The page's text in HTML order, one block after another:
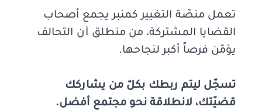
تعمل منصّة التغيير كمنبر يجمع أصحاب
القضايا المشتركة، من منطلق أن التحالف
يؤمّن فرصاً أكبر لنجاحها.
تسجّل ليتم ربطك بكلّ من يشاركك
قضيّتك، لانطلاقة نحو مجتمع أفضل.